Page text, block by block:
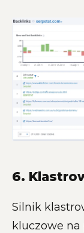
6.
Silnik
kluczowe na